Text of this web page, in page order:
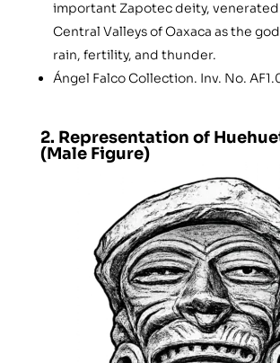
important Zapotec deity,
Central Valleys of Oaxaca as the
rain, fertility, and thunder.
Ángel Falco Collection. Inv. No.
2. Representation of
(Male Figure)